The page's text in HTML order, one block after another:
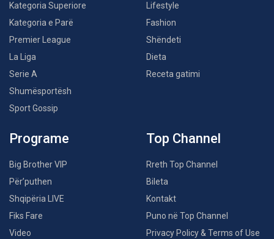
Kategoria Superiore
Kategoria e Parë
Premier League
La Liga
Serie A
Shumësportësh
Sport Gossip
Lifestyle
Fashion
Shëndeti
Dieta
Receta gatimi
Programe
Big Brother VIP
Për’puthen
Shqipëria LIVE
Fiks Fare
Video
Top Channel
Rreth Top Channel
Bileta
Kontakt
Puno në Top Channel
Privacy Policy & Terms of Use